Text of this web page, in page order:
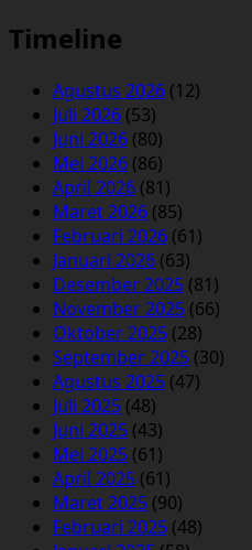
Timeline
Agustus 2026 (12)
Juli 2026 (53)
Juni 2026 (80)
Mei 2026 (86)
April 2026 (81)
Maret 2026 (85)
Februari 2026 (61)
Januari 2026 (63)
Desember 2025 (81)
November 2025 (66)
Oktober 2025 (28)
September 2025 (30)
Agustus 2025 (47)
Juli 2025 (48)
Juni 2025 (43)
Mei 2025 (61)
April 2025 (61)
Maret 2025 (90)
Februari 2025 (48)